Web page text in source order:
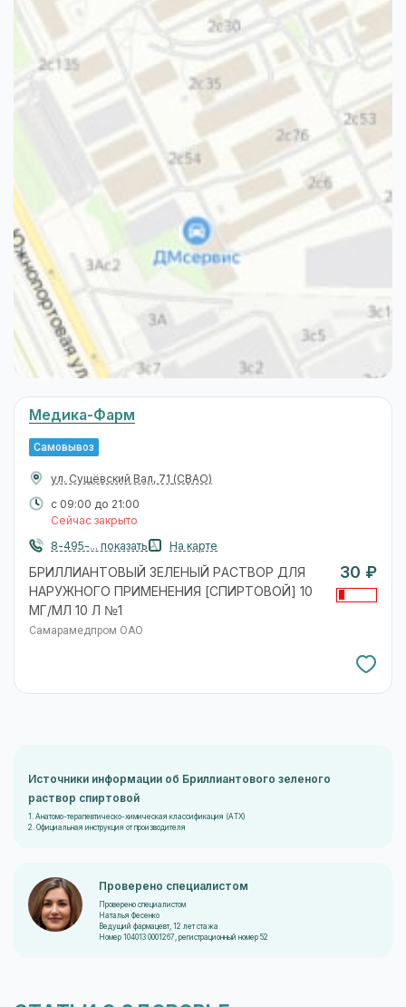
Медика-Фарм
Самовывоз
ул. Сущёвский Вал, 71 (СВАО)
с 09:00 до 21:00
Сейчас закрыто
8-495-... показать
На карте
БРИЛЛИАНТОВЫЙ ЗЕЛЕНЫЙ РАСТВОР ДЛЯ
НАРУЖНОГО ПРИМЕНЕНИЯ [СПИРТОВОЙ] 10
МГ/МЛ 10 Л №1
Самарамедпром ОАО
30 ₽
Источники информации об Бриллиантового зеленого
раствор спиртовой
1. Анатомо-терапевтическо-химическая классификация (ATX)
2. Официальная инструкция от производителя
Проверено специалистом
Проверено специалистом
Наталья Фесенко
Ведущий фармацевт, 12 лет стажа
Номер 104013 0001267, регистрационный номер 52